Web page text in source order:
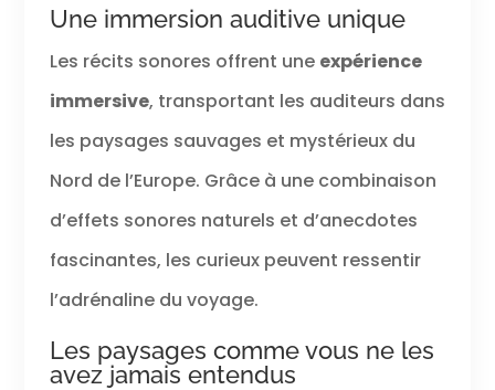
Une immersion auditive unique
Les récits sonores offrent une expérience
immersive, transportant les auditeurs dans
les paysages sauvages et mystérieux du
Nord de l’Europe. Grâce à une combinaison
d’effets sonores naturels et d’anecdotes
fascinantes, les curieux peuvent ressentir
l’adrénaline du voyage.
Les paysages comme vous ne les
avez jamais entendus